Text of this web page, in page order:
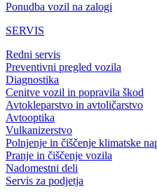
Ponudba vozil na zalogi
SERVIS
Redni servis
Preventivni pregled vozila
Diagnostika
Cenitve vozil in popravila škod
Avtokleparstvo in avtoličarstvo
Avtooptika
Vulkanizerstvo
Polnjenje in čiščenje klimatske
Pranje in čiščenje vozila
Nadomestni deli
Servis za podjetja